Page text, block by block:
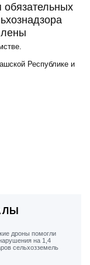
Республике и